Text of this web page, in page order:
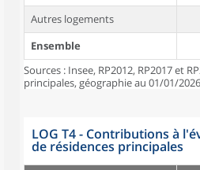
Autres logements
Ensemble
Sources : Insee, RP2012, RP2017 et
principales, géographie au 01/01/
LOG T4 - Contributions à
de résidences principales